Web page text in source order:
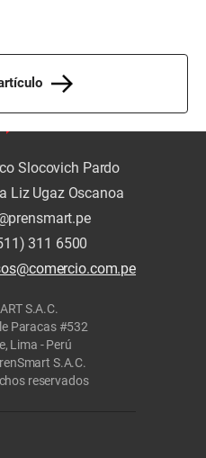
Slocovich Pardo
Liz Ugaz Oscanoa
311 6500
S.A.C.
Paracas #532
Lima - Perú
S.A.C.
reservados